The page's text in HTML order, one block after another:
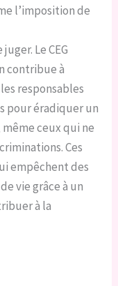
l’imposition de
Le CEG
contribue à
responsables
pour éradiquer un
ceux qui ne
Ces
empêchent des
vie grâce à un
à la